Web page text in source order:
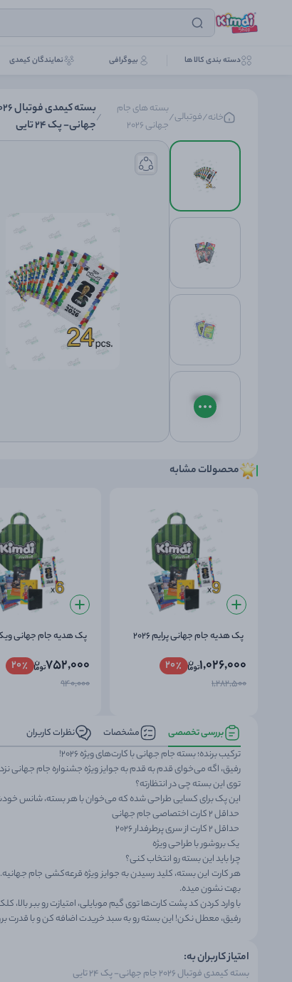
دسته بندی کالا ها بیوگرافی نمایندگان کیمدی
خانه/فوتبالی/
بسته های جام
جهانی 2026
/جهانی- پک 24 تایی
محصولات مشابه
پک هدیه جام جهانی پرایم 2026
1,026,000
20
1,282,500
پک هدیه جام جهانی ویکتور
752,000
20
940,000
بررسی تخصصی مشخصات
نظرات کاربران
ترکیب برنده؛ بسته جام جهانی با کارت‌های ویژه ۲۰۲۶!
رفیق، اگه می‌خوای قدم به قدم به جوایز ویژه جشنواره جام
توی این بسته چی در انتظارته؟
این پک برای کسایی طراحی شده که می‌خوان با هر بسته، شانس
حداقل ۲ کارت اختصاصی جام جهانی
حداقل ۲ کارت از سری پرطرفدار ۲۰۲۶
یک بروشور با طراحی ویژه
چرا باید این بسته رو انتخاب کنی؟
بهت نشون میده.
با وارد کردن کد پشت کارت‌ها توی گیم موبایلی، امتیازت رو ببر
رفیق، معطل نکن! این بسته رو به سبد خریدت اضافه کن و با قدرت
امتیاز کاربران به:
بسته کیمدی فوتبال 2026 جام جهانی- پک 24 تایی